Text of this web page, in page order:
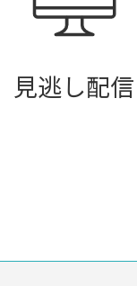
見逃し配信